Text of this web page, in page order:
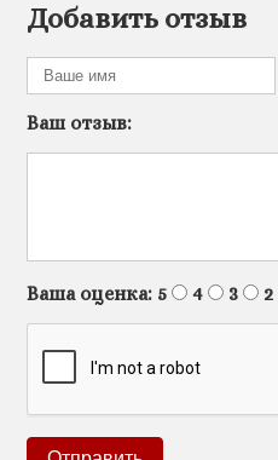
Добавить отзыв
Ваш отзыв:
Ваша оценка: 5 4 3 2